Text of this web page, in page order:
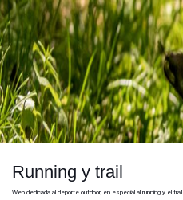
Skip
to
content
Running y trail
Web dedicada al deporte outdoor, en especial al running y el trail